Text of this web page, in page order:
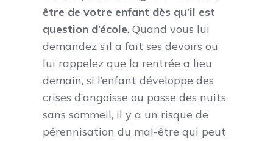
être de votre enfant dès qu’il est
question d’école. Quand vous lui
demandez s’il a fait ses devoirs ou
lui rappelez que la rentrée a lieu
demain, si l’enfant développe des
crises d’angoisse ou passe des nuits
sans sommeil, il y a un risque de
pérennisation du mal-être qui peut